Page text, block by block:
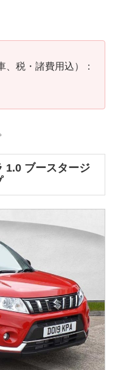
、税・諸費用込）：
1.0 ブースタージ